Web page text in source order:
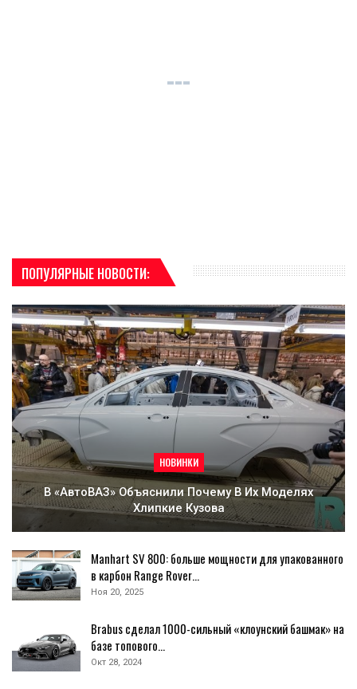
ПОПУЛЯРНЫЕ НОВОСТИ:
НОВИНКИ
В «АвтоВАЗ» Объяснили Почему В Их Моделях
Хлипкие Кузова
Manhart SV 800: больше мощности для упакованного
в карбон Range Rover…
Ноя 20, 2025
Brabus сделал 1000-сильный «клоунский башмак» на
базе топового…
Окт 28, 2024